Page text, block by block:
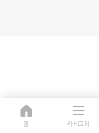
홈 카테고리